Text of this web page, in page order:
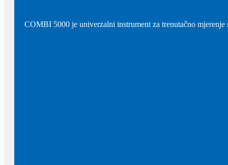
COMBI 5000 je univerzalni instrument za trenutačno